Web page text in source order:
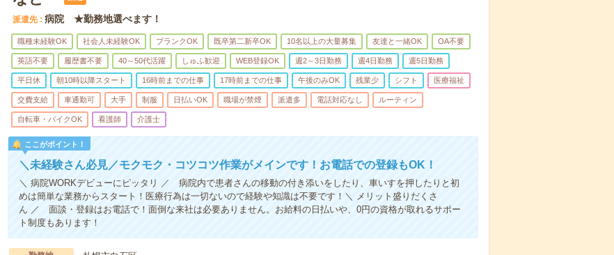
派遣先 病院 ★勤務地選べます！
職種未経験OK 社会人未経験OK ブランクOK 既卒第二新卒OK 10名以上の大量募集 友達と一緒OK OA不要
英語不要 履歴書不要 40～50代活躍 しゅふ歓迎 WEB登録OK 週2～3日勤務 週4日勤務 週5日勤務
平日休 朝10時以降スタート 16時前までの仕事 17時前までの仕事 午後のみOK 残業少 シフト 医療福祉
交費支給 車通勤可 大手 制服 日払いOK 職場が禁煙 派遣多 電話対応なし ルーティン
自転車・バイクOK 看護師 介護士
ここがポイント！
＼未経験さん必見／モクモク・コツコツ作業がメインです！お電話での登録もOK！
＼ 病院WORKデビューにピッタリ ／ 病院内で患者さんの移動の付き添いをしたり、車いすを押したりと初
めは簡単な業務からスタート！医療行為は一切ないので経験や知識は不要です！＼ メリット盛りだくさ
ん ／ 面談・登録はお電話で！面倒な来社は必要ありません。お給料の日払いや、0円の資格が取れるサポー
ト制度もあります！